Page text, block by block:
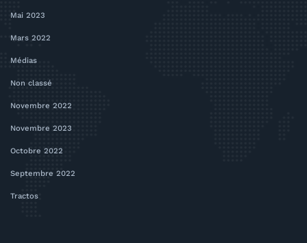
Mai 2023
Mars 2022
Médias
Non classé
Novembre 2022
Novembre 2023
Octobre 2022
Septembre 2022
Tractos